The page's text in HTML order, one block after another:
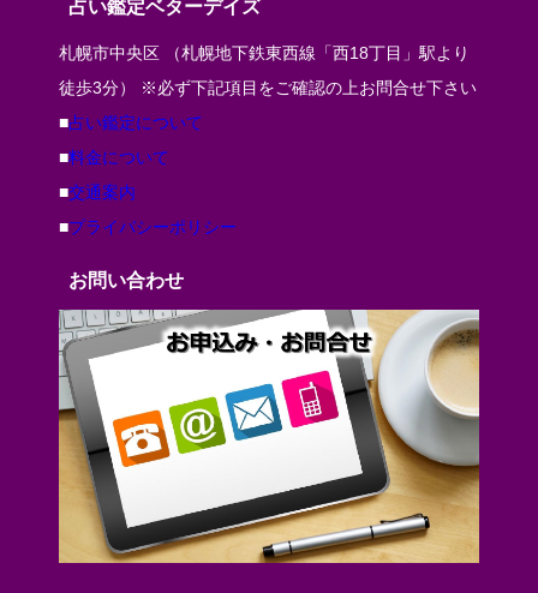
占い鑑定ベターデイズ
札幌市中央区 （札幌地下鉄東西線「西18丁目」駅より
徒歩3分） ※必ず下記項目をご確認の上お問合せ下さい
■占い鑑定について
■料金について
■交通案内
■プライバシーポリシー
お問い合わせ